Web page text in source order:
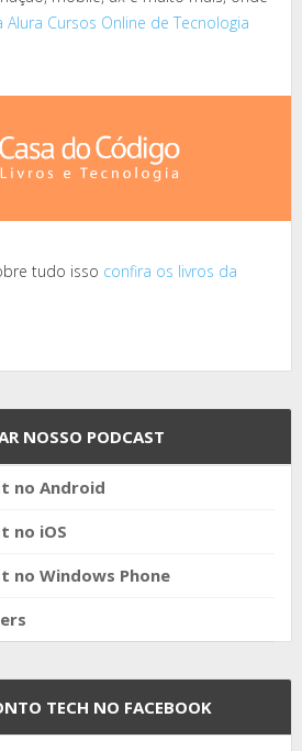
Alura Cursos Online de Tecnologia
tudo isso confira os livros da
NOSSO PODCAST
no Android
no iOS
no Windows Phone
TECH NO FACEBOOK